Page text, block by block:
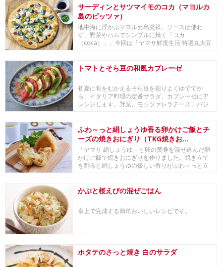
サーディンとサツマイモのコカ（マヨルカ
島のピッツァ）
地中海に浮かぶマヨルカ島発祥、ソースは使わ
ず、野菜やハムでシンプルに焼く「コカ
（coca）」。今回は「ヤマサ鮮度生活 特選丸大豆
トマトとそら豆の和風カプレーゼ
初夏に旬をむかえるそら豆を彩りよくゆでてか
ら、イタリア料理の定番サラダ、カプレーゼにア
レンジします。野菜、モッツァレラチーズ、バジ
ふわ～っと絹しょうゆ香る卵かけご飯とチ
ーズの焼きおにぎり（TKG焼きお...
「ヤマサ 絹しょうゆ」と卵の黄身を混ぜ込んだ卵
かけご飯で焼きおにぎりを作りました。焼き立て
を割ると絹しょうゆの優しい香りがふわ～っと立
かぶと桜えびの混ぜごはん
卓上で完成する簡単おいしいレシピです。
ホタテのさっと焼き 白のサラダ